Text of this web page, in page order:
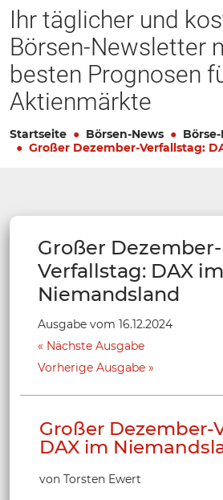
Ihr täglicher und
Börsen-Newsletter
besten Prognosen
Aktienmärkte
Startseite Börsen-News
Großer Dezember-Verfallstag:
Großer Dezember-
Verfallstag: DAX im
Niemandsland
Ausgabe vom 16.12.2024
Nächste Ausgabe
Vorherige Ausgabe
Großer Dezember-
DAX im
von Torsten Ewert